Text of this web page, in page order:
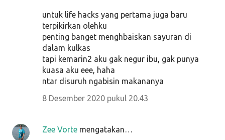
untuk life hacks yang pertama juga baru
terpikirkan olehku
penting banget menghbaiskan sayuran di
dalam kulkas
tapi kemarin2 aku gak negur ibu, gak punya
kuasa aku eee, haha
ntar disuruh ngabisin makananya
8 Desember 2020 pukul 20.43
Zee Vorte mengatakan…